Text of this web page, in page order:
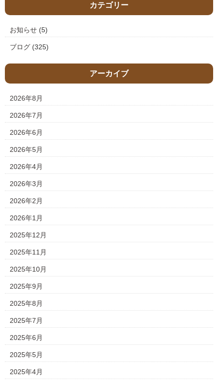
カテゴリー
お知らせ (5)
ブログ (325)
アーカイブ
2026年8月
2026年7月
2026年6月
2026年5月
2026年4月
2026年3月
2026年2月
2026年1月
2025年12月
2025年11月
2025年10月
2025年9月
2025年8月
2025年7月
2025年6月
2025年5月
2025年4月